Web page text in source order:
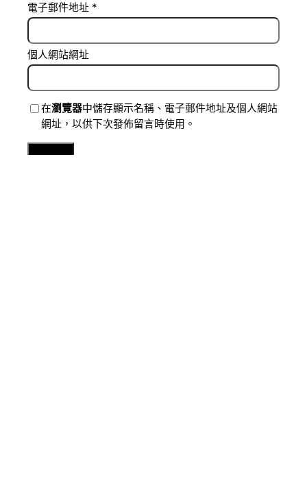
電子郵件地址 *
個人網站網址
在瀏覽器中儲存顯示名稱、電子郵件地址及個人網站
網址，以供下次發佈留言時使用。